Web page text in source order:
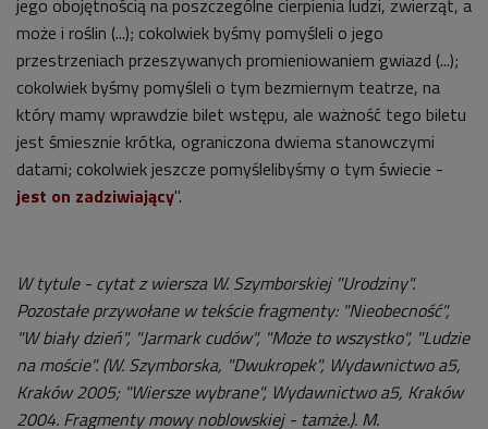
jego obojętnością na poszczególne cierpienia ludzi, zwierząt, a
może i roślin (...); cokolwiek byśmy pomyśleli o jego
przestrzeniach przeszywanych promieniowaniem gwiazd (...);
cokolwiek byśmy pomyśleli o tym bezmiernym teatrze, na
który mamy wprawdzie bilet wstępu, ale ważność tego biletu
jest śmiesznie krótka, ograniczona dwiema stanowczymi
datami; cokolwiek jeszcze pomyślelibyśmy o tym świecie -
jest on zadziwiający".
W tytule - cytat z wiersza W. Szymborskiej "Urodziny".
Pozostałe przywołane w tekście fragmenty: "Nieobecność",
"W biały dzień", "Jarmark cudów", "Może to wszystko", "Ludzie
na moście". (W. Szymborska, "Dwukropek", Wydawnictwo a5,
Kraków 2005; "Wiersze wybrane", Wydawnictwo a5, Kraków
2004. Fragmenty mowy noblowskiej - tamże.). M.